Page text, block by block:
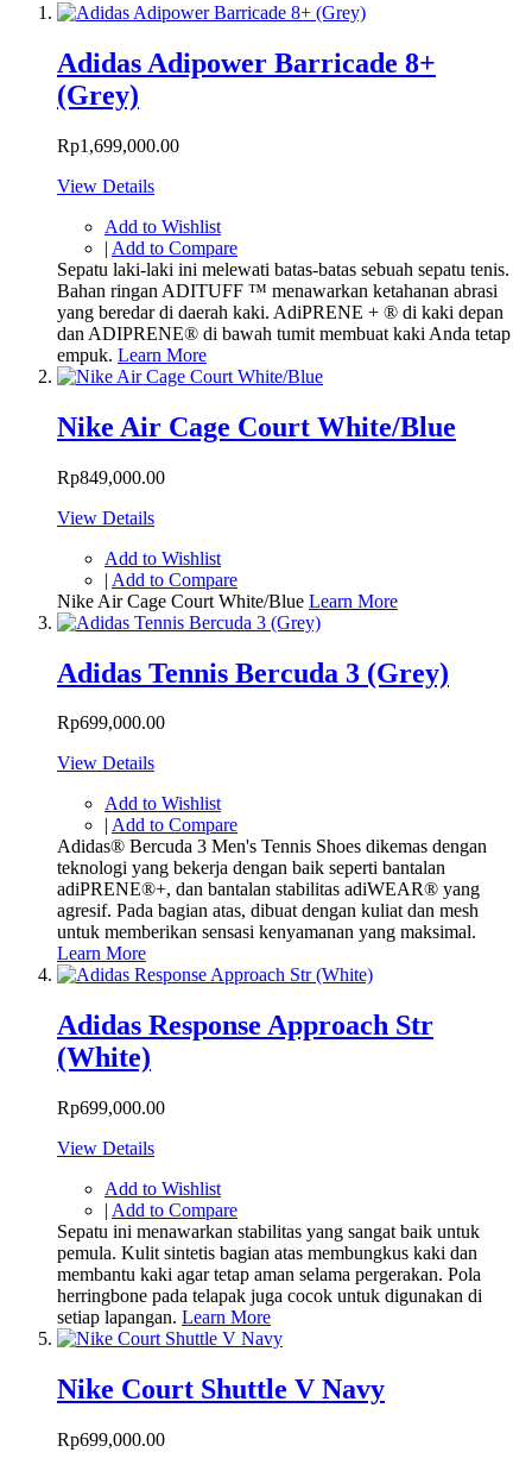
Adidas Adipower Barricade 8+
(Grey)
Rp1,699,000.00
View Details
Add to Wishlist
| Add to Compare
Sepatu laki-laki ini melewati batas-batas sebuah sepatu tenis.
Bahan ringan ADITUFF ™ menawarkan ketahanan abrasi
yang beredar di daerah kaki. AdiPRENE + ® di kaki depan
dan ADIPRENE® di bawah tumit membuat kaki Anda tetap
empuk. Learn More
Nike Air Cage Court White/Blue
Rp849,000.00
View Details
Add to Wishlist
| Add to Compare
Nike Air Cage Court White/Blue Learn More
Adidas Tennis Bercuda 3 (Grey)
Rp699,000.00
View Details
Add to Wishlist
| Add to Compare
Adidas® Bercuda 3 Men's Tennis Shoes dikemas dengan
teknologi yang bekerja dengan baik seperti bantalan
adiPRENE®+, dan bantalan stabilitas adiWEAR® yang
agresif. Pada bagian atas, dibuat dengan kuliat dan mesh
untuk memberikan sensasi kenyamanan yang maksimal.
Learn More
Adidas Response Approach Str
(White)
Rp699,000.00
View Details
Add to Wishlist
| Add to Compare
Sepatu ini menawarkan stabilitas yang sangat baik untuk
pemula. Kulit sintetis bagian atas membungkus kaki dan
membantu kaki agar tetap aman selama pergerakan. Pola
herringbone pada telapak juga cocok untuk digunakan di
setiap lapangan. Learn More
Nike Court Shuttle V Navy
Rp699,000.00